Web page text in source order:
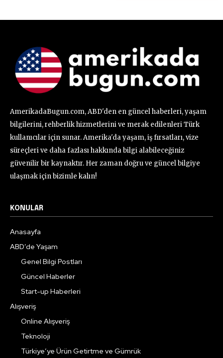
AmerikadaBugun.com, ABD'den en güncel haberleri, yaşam
bilgilerini, rehberlik hizmetlerini ve merak edilenleri Türk
kullanıcılar için sunar. Amerika'da yaşam, iş fırsatları, vize
süreçleri ve daha fazlası hakkında bilgi alabileceğiniz
güvenilir bir kaynaktır. Her zaman doğru ve güncel bilgiye
ulaşmak için bizimle kalın!
KONULAR
Anasayfa
ABD’de Yaşam
Genel Bilgi Postları
Güncel Haberler
Start-up Haberleri
Alışveriş
Online Alışveriş
Teknoloji
Türkiye’ye Ürün Getirtme ve Gümrük